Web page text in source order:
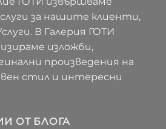
за нашите клиенти,
В Галерия ГОТИ
изложби,
произведения на
стил и интересни
ОТ БЛОГА